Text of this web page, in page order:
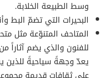
وسط الطبيعة الخلابة.
البحيرات التي تضمّ البط
المتاحف المتنوّعة مثل
للفنون والذي يضم آثاراً
يعدّ وجهةً سياحيةً للذين